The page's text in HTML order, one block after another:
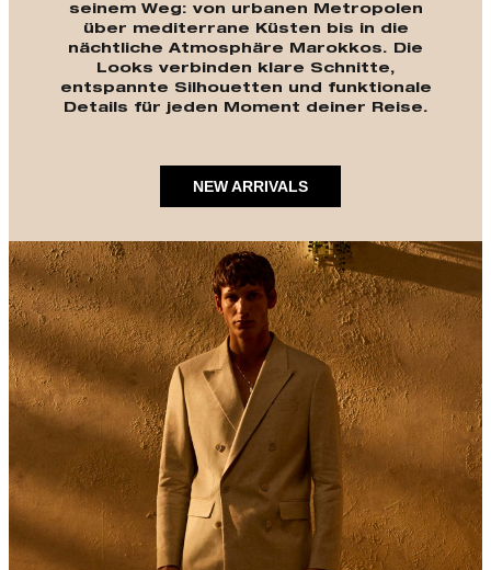
seinem Weg: von urbanen Metropolen
über mediterrane Küsten bis in die
nächtliche Atmosphäre Marokkos. Die
Looks verbinden klare Schnitte,
entspannte Silhouetten und funktionale
Details für jeden Moment deiner Reise.
NEW ARRIVALS